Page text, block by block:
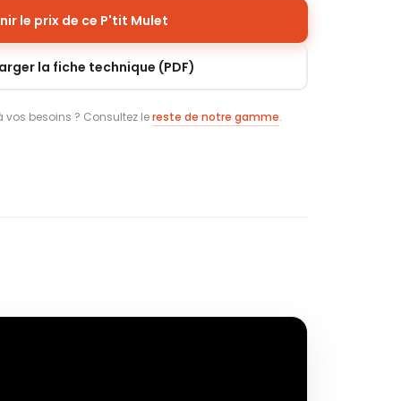
le prix de ce P'tit Mulet
tous les prix en une seule fois.
la fiche technique (PDF)
besoins ? Consultez lereste de notre gamme.